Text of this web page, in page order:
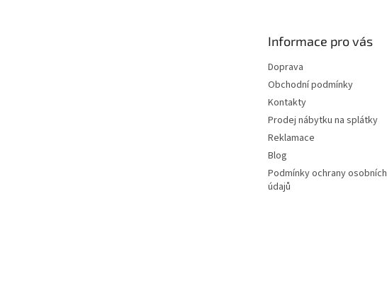
Informace pro vás
Doprava
Obchodní podmínky
Kontakty
Prodej nábytku na splátky
Reklamace
Blog
Podmínky ochrany osobních
údajů